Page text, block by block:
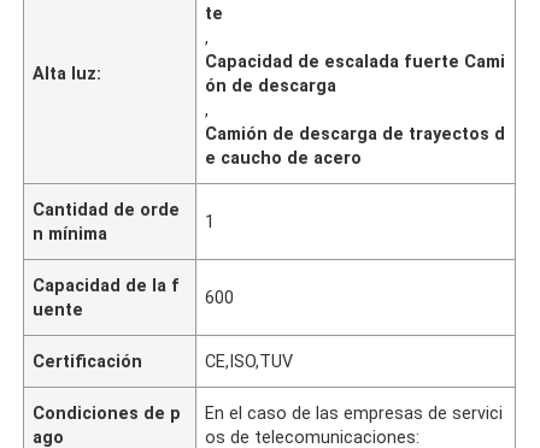
Alta luz:
te
,
Capacidad de escalada fuerte Cami
ón de descarga
,
Camión de descarga de trayectos d
e caucho de acero
Cantidad de orde
n mínima
1
Capacidad de la f
uente
600
Certificación CE,ISO,TUV
Condiciones de p
ago
En el caso de las empresas de servici
os de telecomunicaciones: